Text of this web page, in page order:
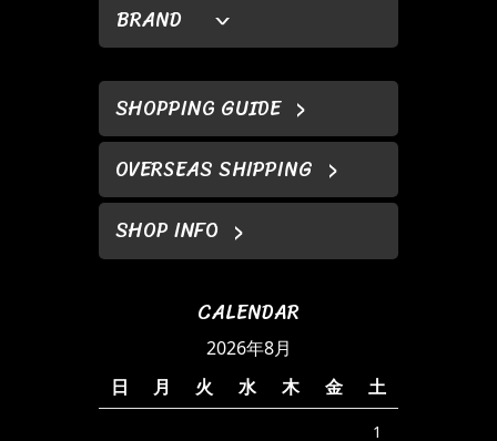
BRAND
SHOPPING GUIDE
OVERSEAS SHIPPING
SHOP INFO
CALENDAR
2026年8月
日
月 火 水 木 金 土
1